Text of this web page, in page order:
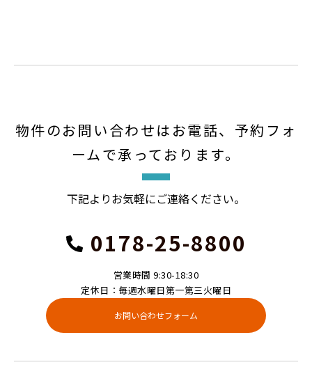
物件のお問い合わせはお電話、予約フォ
ームで承っております。
下記よりお気軽にご連絡ください。
0178-25-8800
営業時間 9:30-18:30
定休日：毎週水曜日第一第三火曜日
お問い合わせフォーム